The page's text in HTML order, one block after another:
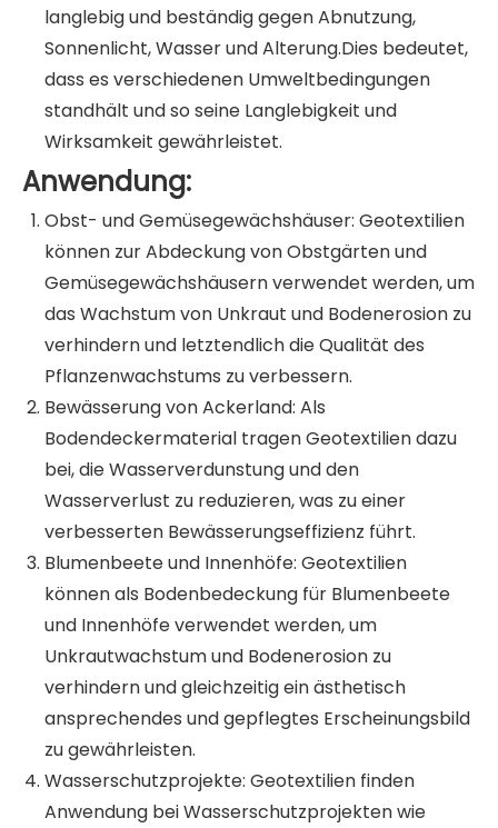
langlebig und beständig gegen Abnutzung,
Sonnenlicht, Wasser und Alterung.Dies bedeutet,
dass es verschiedenen Umweltbedingungen
standhält und so seine Langlebigkeit und
Wirksamkeit gewährleistet.
Anwendung:
Obst- und Gemüsegewächshäuser: Geotextilien
können zur Abdeckung von Obstgärten und
Gemüsegewächshäusern verwendet werden, um
das Wachstum von Unkraut und Bodenerosion zu
verhindern und letztendlich die Qualität des
Pflanzenwachstums zu verbessern.
Bewässerung von Ackerland: Als
Bodendeckermaterial tragen Geotextilien dazu
bei, die Wasserverdunstung und den
Wasserverlust zu reduzieren, was zu einer
verbesserten Bewässerungseffizienz führt.
Blumenbeete und Innenhöfe: Geotextilien
können als Bodenbedeckung für Blumenbeete
und Innenhöfe verwendet werden, um
Unkrautwachstum und Bodenerosion zu
verhindern und gleichzeitig ein ästhetisch
ansprechendes und gepflegtes Erscheinungsbild
zu gewährleisten.
Wasserschutzprojekte: Geotextilien finden
Anwendung bei Wasserschutzprojekten wie